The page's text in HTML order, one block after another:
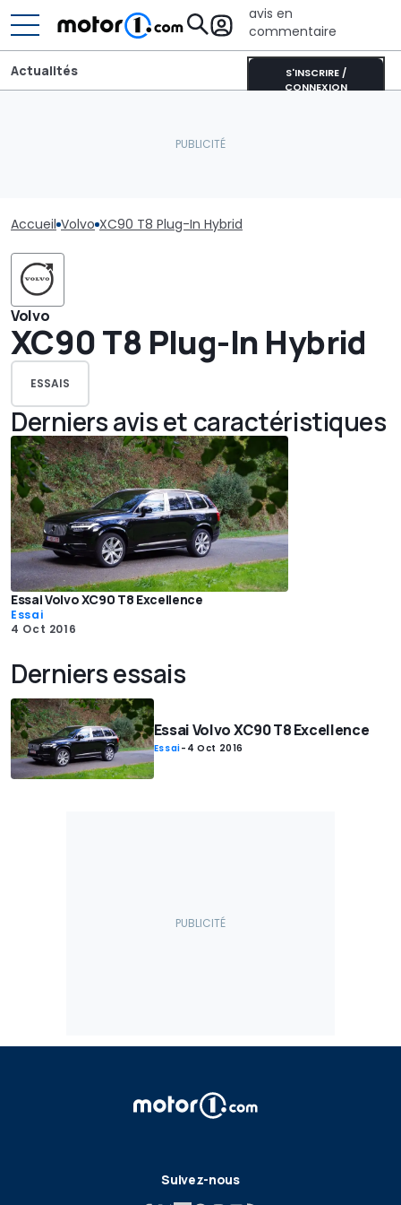
avis en
commentaire
S'INSCRIRE /
CONNEXION
Actualités
Accueil Volvo XC90 T8 Plug-In Hybrid
Volvo
XC90 T8 Plug-In Hybrid
ESSAIS
Derniers avis et caractéristiques
Essai Volvo XC90 T8 Excellence
Essai
4 Oct 2016
Derniers essais
Essai Volvo XC90 T8 Excellence
Essai- 4 Oct 2016
Suivez-nous